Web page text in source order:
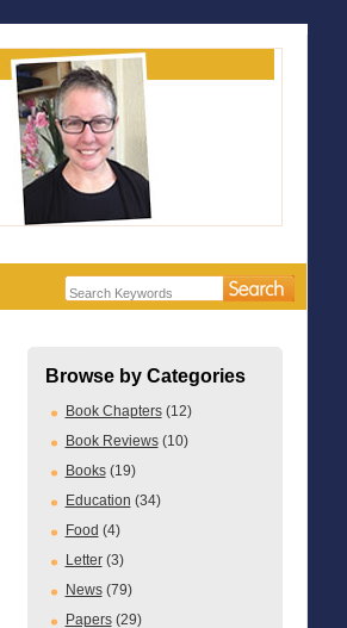
Browse by Categories
Book Chapters(12)
Book Reviews(10)
Books(19)
Education (34)
Food (4)
Letter(3)
News(79)
Papers(29)